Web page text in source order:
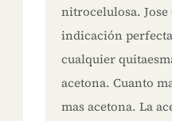
nitrocelulosa. Jose
indicación
cualquier
acetona. Cuanto
mas acetona. La